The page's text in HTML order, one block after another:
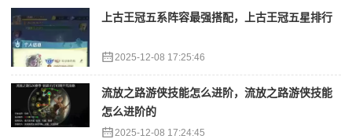
上古王冠五系阵容最强搭配，上古王冠五星排行
2025-12-08 17:25:46
流放之路游侠技能怎么进阶，流放之路游侠技能
怎么进阶的
2025-12-08 17:24:45